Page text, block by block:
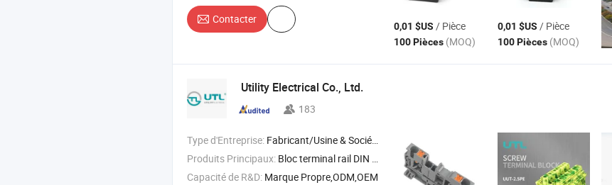
Contacter
0,01 $US / Pièce
100 Pièces (MOQ)
0,01 $US / Pièce
100 Pièces (MOQ)
Utility Electrical Co., Ltd.
183
Type d'Entreprise: Fabricant/Usine & Société Commerciale
Produits Principaux: Bloc terminal rail DIN , bloc terminal PCB , connecteur à enficher , bouton-poussoir , lumières indicatrices
Capacité de R&D: Marque Propre,ODM,OEM